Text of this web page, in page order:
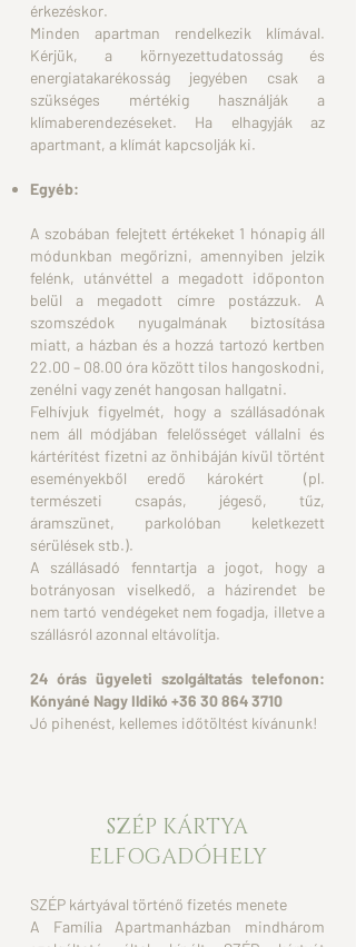
érkezéskor.
Minden apartman rendelkezik klímával.
Kérjük, a környezettudatosság és
energiatakarékosság jegyében csak a
szükséges mértékig használják a
klímaberendezéseket. Ha elhagyják az
apartmant, a klímát kapcsolják ki.
Egyéb:
A szobában felejtett értékeket 1 hónapig áll
módunkban megőrizni, amennyiben jelzik
felénk, utánvéttel a megadott időponton
belül a megadott címre postázzuk. A
szomszédok nyugalmának biztosítása
miatt, a házban és a hozzá tartozó kertben
22.00 – 08.00 óra között tilos hangoskodni,
zenélni vagy zenét hangosan hallgatni.
Felhívjuk figyelmét, hogy a szállásadónak
nem áll módjában felelősséget vállalni és
kártérítést fizetni az önhibáján kívül történt
eseményekből eredő károkért
(pl.
természeti csapás, jégeső, tűz,
áramszünet, parkolóban keletkezett
sérülések stb.).
A szállásadó fenntartja a jogot, hogy a
botrányosan viselkedő, a házirendet be
nem tartó vendégeket nem fogadja, illetve a
szállásról azonnal eltávolítja.
24 órás ügyeleti szolgáltatás telefonon:
Kónyáné Nagy Ildikó +36 30 864 3710
Jó pihenést, kellemes időtöltést kívánunk!
SZÉP KÁRTYA
ELFOGADÓHELY
SZÉP kártyával történő fizetés menete
A Família Apartmanházban mindhárom